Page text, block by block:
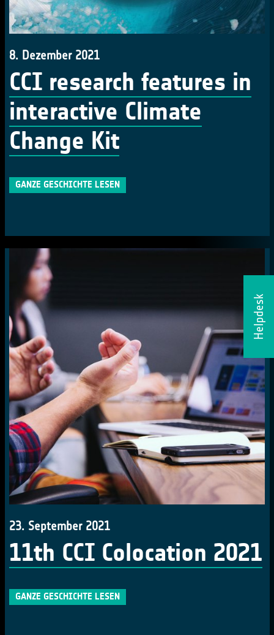
Helpdesk
8. Dezember 2021
CCI research features in
interactive Climate
Change Kit
GANZE GESCHICHTE LESEN
23. September 2021
11th CCI Colocation 2021
GANZE GESCHICHTE LESEN